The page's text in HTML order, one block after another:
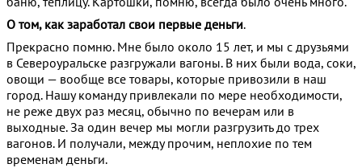
О том, как заработал свои первые деньги.
Прекрасно помню. Мне было около 15 лет, и мы с друзьями
в Североуральске разгружали вагоны. В них были вода, соки,
овощи — вообще все товары, которые привозили в наш
город. Нашу команду привлекали по мере необходимости,
не реже двух раз месяц, обычно по вечерам или в
выходные. За один вечер мы могли разгрузить до трех
вагонов. И получали, между прочим, неплохие по тем
временам деньги.